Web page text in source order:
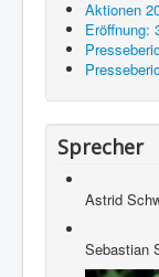
Aktionen
Eröffnung:
Sprecher
Astrid
Sebastian